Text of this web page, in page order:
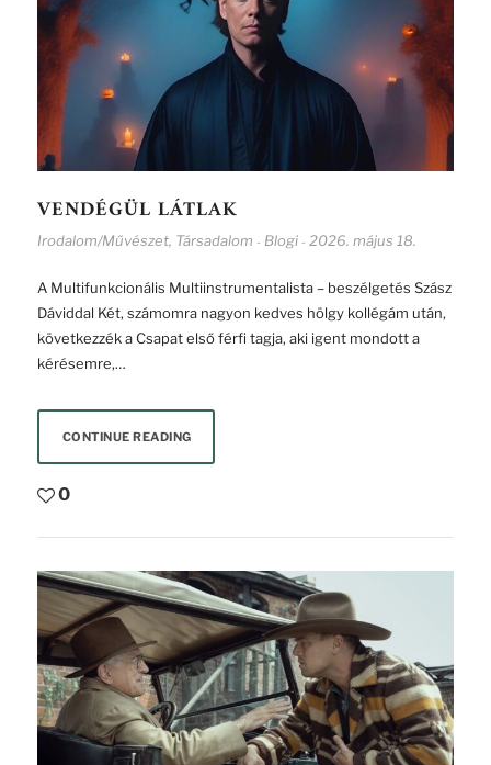
VENDÉGÜL LÁTLAK
Irodalom/Művészet, Társadalom - Blogi - 2026. május 18.
A Multifunkcionális Multiinstrumentalista – beszélgetés Szász
Dáviddal Két, számomra nagyon kedves hölgy kollégám után,
következzék a Csapat első férfi tagja, aki igent mondott a
kérésemre,…
CONTINUE READING
0